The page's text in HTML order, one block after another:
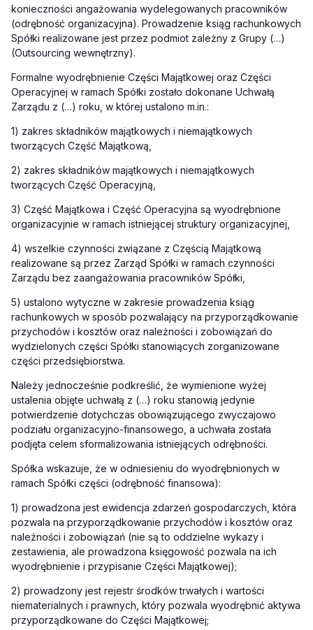
konieczności angażowania wydelegowanych pracowników
(odrębność organizacyjna). Prowadzenie ksiąg rachunkowych
Spółki realizowane jest przez podmiot zależny z Grupy (…)
(Outsourcing wewnętrzny).
Formalne wyodrębnienie Części Majątkowej oraz Części
Operacyjnej w ramach Spółki zostało dokonane Uchwałą
Zarządu z (…) roku, w której ustalono m.in.:
1) zakres składników majątkowych i niemajątkowych
tworzących Część Majątkową,
2) zakres składników majątkowych i niemajątkowych
tworzących Część Operacyjną,
3) Część Majątkowa i Część Operacyjna są wyodrębnione
organizacyjnie w ramach istniejącej struktury organizacyjnej,
4) wszelkie czynności związane z Częścią Majątkową
realizowane są przez Zarząd Spółki w ramach czynności
Zarządu bez zaangażowania pracowników Spółki,
5) ustalono wytyczne w zakresie prowadzenia ksiąg
rachunkowych w sposób pozwalający na przyporządkowanie
przychodów i kosztów oraz należności i zobowiązań do
wydzielonych części Spółki stanowiących zorganizowane
części przedsiębiorstwa.
Należy jednocześnie podkreślić, że wymienione wyżej
ustalenia objęte uchwałą z (…) roku stanowią jedynie
potwierdzenie dotychczas obowiązującego zwyczajowo
podziału organizacyjno-finansowego, a uchwała została
podjęta celem sformalizowania istniejących odrębności.
Spółka wskazuje, że w odniesieniu do wyodrębnionych w
ramach Spółki części (odrębność finansowa):
1) prowadzona jest ewidencja zdarzeń gospodarczych, która
pozwala na przyporządkowanie przychodów i kosztów oraz
należności i zobowiązań (nie są to oddzielne wykazy i
zestawienia, ale prowadzona księgowość pozwala na ich
wyodrębnienie i przypisanie Części Majątkowej);
2) prowadzony jest rejestr środków trwałych i wartości
niematerialnych i prawnych, który pozwala wyodrębnić aktywa
przyporządkowane do Części Majątkowej;